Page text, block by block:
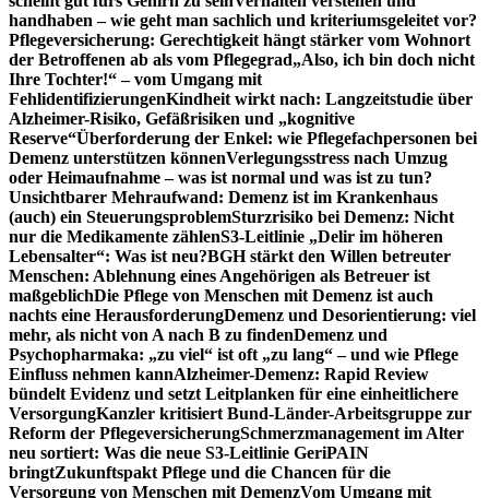
handhaben – wie geht man sachlich und kriteriumsgeleitet vor?
Pflegeversicherung: Gerechtigkeit hängt stärker vom Wohnort
der Betroffenen ab als vom Pflegegrad„Also, ich bin doch nicht
Ihre Tochter!“ – vom Umgang mit
FehlidentifizierungenKindheit wirkt nach: Langzeitstudie über
Alzheimer-Risiko, Gefäßrisiken und „kognitive
Reserve“Überforderung der Enkel: wie Pflegefachpersonen bei
Demenz unterstützen könnenVerlegungsstress nach Umzug
oder Heimaufnahme – was ist normal und was ist zu tun?
Unsichtbarer Mehraufwand: Demenz ist im Krankenhaus
(auch) ein SteuerungsproblemSturzrisiko bei Demenz: Nicht
nur die Medikamente zählenS3-Leitlinie „Delir im höheren
Lebensalter“: Was ist neu?BGH stärkt den Willen betreuter
Menschen: Ablehnung eines Angehörigen als Betreuer ist
maßgeblichDie Pflege von Menschen mit Demenz ist auch
nachts eine HerausforderungDemenz und Desorientierung: viel
mehr, als nicht von A nach B zu findenDemenz und
Psychopharmaka: „zu viel“ ist oft „zu lang“ – und wie Pflege
Einfluss nehmen kannAlzheimer-Demenz: Rapid Review
bündelt Evidenz und setzt Leitplanken für eine einheitlichere
VersorgungKanzler kritisiert Bund-Länder-Arbeitsgruppe zur
Reform der PflegeversicherungSchmerzmanagement im Alter
neu sortiert: Was die neue S3-Leitlinie GeriPAIN
bringtZukunftspakt Pflege und die Chancen für die
Versorgung von Menschen mit DemenzVom Umgang mit